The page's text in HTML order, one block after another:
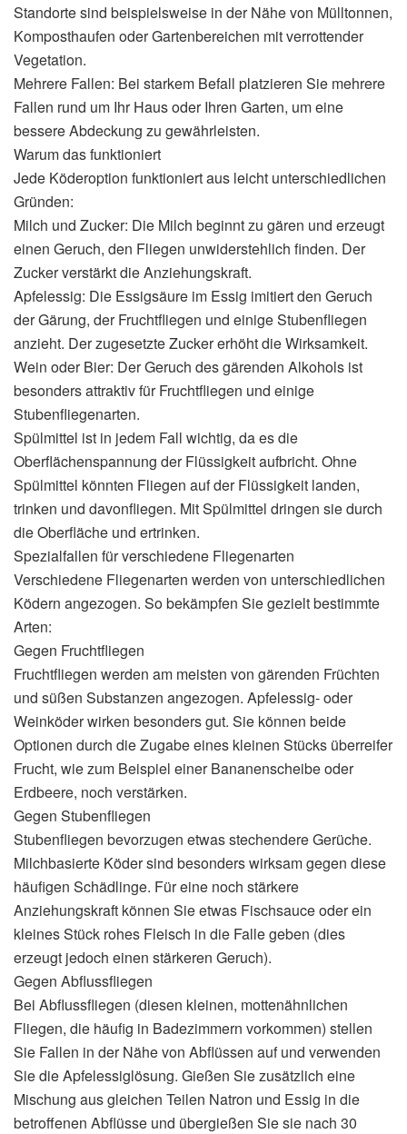
Standorte sind beispielsweise in der Nähe von Mülltonnen,
Komposthaufen oder Gartenbereichen mit verrottender
Vegetation.
Mehrere Fallen: Bei starkem Befall platzieren Sie mehrere
Fallen rund um Ihr Haus oder Ihren Garten, um eine
bessere Abdeckung zu gewährleisten.
Warum das funktioniert
Jede Köderoption funktioniert aus leicht unterschiedlichen
Gründen:
Milch und Zucker: Die Milch beginnt zu gären und erzeugt
einen Geruch, den Fliegen unwiderstehlich finden. Der
Zucker verstärkt die Anziehungskraft.
Apfelessig: Die Essigsäure im Essig imitiert den Geruch
der Gärung, der Fruchtfliegen und einige Stubenfliegen
anzieht. Der zugesetzte Zucker erhöht die Wirksamkeit.
Wein oder Bier: Der Geruch des gärenden Alkohols ist
besonders attraktiv für Fruchtfliegen und einige
Stubenfliegenarten.
Spülmittel ist in jedem Fall wichtig, da es die
Oberflächenspannung der Flüssigkeit aufbricht. Ohne
Spülmittel könnten Fliegen auf der Flüssigkeit landen,
trinken und davonfliegen. Mit Spülmittel dringen sie durch
die Oberfläche und ertrinken.
Spezialfallen für verschiedene Fliegenarten
Verschiedene Fliegenarten werden von unterschiedlichen
Ködern angezogen. So bekämpfen Sie gezielt bestimmte
Arten:
Gegen Fruchtfliegen
Fruchtfliegen werden am meisten von gärenden Früchten
und süßen Substanzen angezogen. Apfelessig- oder
Weinköder wirken besonders gut. Sie können beide
Optionen durch die Zugabe eines kleinen Stücks überreifer
Frucht, wie zum Beispiel einer Bananenscheibe oder
Erdbeere, noch verstärken.
Gegen Stubenfliegen
Stubenfliegen bevorzugen etwas stechendere Gerüche.
Milchbasierte Köder sind besonders wirksam gegen diese
häufigen Schädlinge. Für eine noch stärkere
Anziehungskraft können Sie etwas Fischsauce oder ein
kleines Stück rohes Fleisch in die Falle geben (dies
erzeugt jedoch einen stärkeren Geruch).
Gegen Abflussfliegen
Bei Abflussfliegen (diesen kleinen, mottenähnlichen
Fliegen, die häufig in Badezimmern vorkommen) stellen
Sie Fallen in der Nähe von Abflüssen auf und verwenden
Sie die Apfelessiglösung. Gießen Sie zusätzlich eine
Mischung aus gleichen Teilen Natron und Essig in die
betroffenen Abflüsse und übergießen Sie sie nach 30